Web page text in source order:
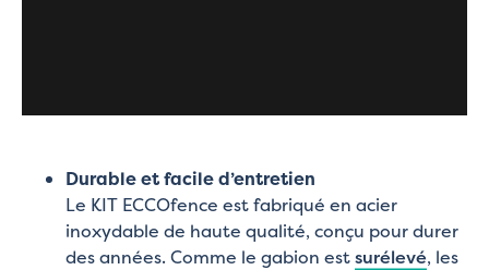
Durable et facile d’entretien
Le KIT ECCOfence est fabriqué en acier
inoxydable de haute qualité, conçu pour durer
des années. Comme le gabion estsurélevé, les